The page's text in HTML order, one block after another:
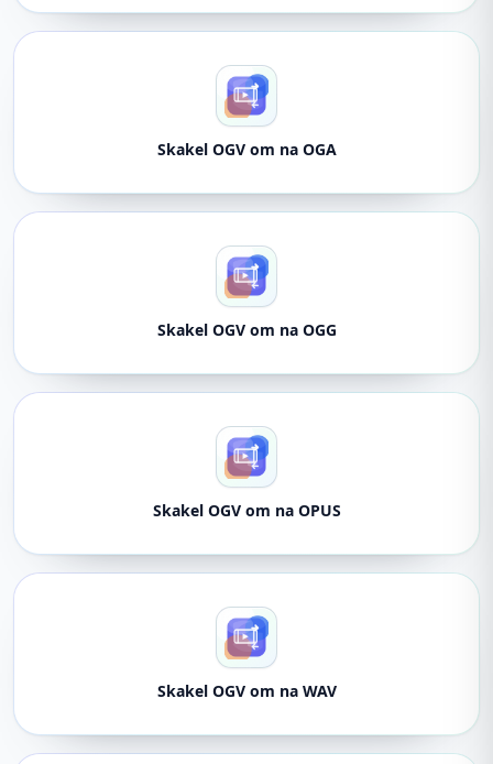
Skakel OGV om na OGA
Skakel OGV om na OGG
Skakel OGV om na OPUS
Skakel OGV om na WAV